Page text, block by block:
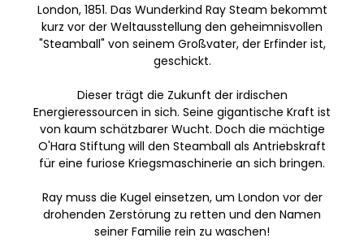
London, 1851. Das Wunderkind Ray Steam bekommt
kurz vor der Weltausstellung den geheimnisvollen
"Steamball" von seinem Großvater, der Erfinder ist,
geschickt.
Dieser trägt die Zukunft der irdischen
Energieressourcen in sich. Seine gigantische Kraft ist
von kaum schätzbarer Wucht. Doch die mächtige
O'Hara Stiftung will den Steamball als Antriebskraft
für eine furiose Kriegsmaschinerie an sich bringen.
Ray muss die Kugel einsetzen, um London vor der
drohenden Zerstörung zu retten und den Namen
seiner Familie rein zu waschen!